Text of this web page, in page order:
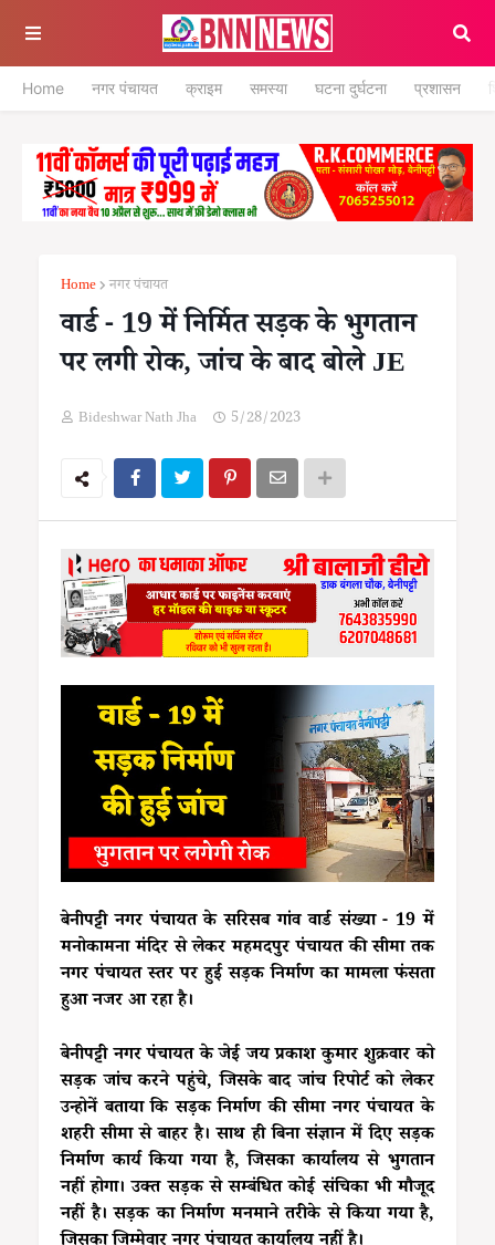
Home नगर पंचायत क्राइम समस्या घटना दुर्घटना प्रशासन
Home नगर पंचायत
वार्ड - 19 में निर्मित सड़क के भुगतान
पर लगी रोक, जांच के बाद बोले JE
Bideshwar Nath Jha 5/28/2023
बेनीपट्टी नगर पंचायत के सरिसब गांव वार्ड संख्या - 19 में
मनोकामना मंदिर से लेकर महमदपुर पंचायत की सीमा तक
नगर पंचायत स्तर पर हुई सड़क निर्माण का मामला फंसता
हुआ नजर आ रहा है।
बेनीपट्टी नगर पंचायत के जेई जय प्रकाश कुमार शुक्रवार को
सड़क जांच करने पहुंचे, जिसके बाद जांच रिपोर्ट को लेकर
उन्होनें बताया कि सड़क निर्माण की सीमा नगर पंचायत के
शहरी सीमा से बाहर है। साथ ही बिना संज्ञान में दिए सड़क
निर्माण कार्य किया गया है, जिसका कार्यालय से भुगतान
नहीं होगा। उक्त सड़क से सम्बंधित कोई संचिका भी मौजूद
नहीं है। सड़क का निर्माण मनमाने तरीके से किया गया है,